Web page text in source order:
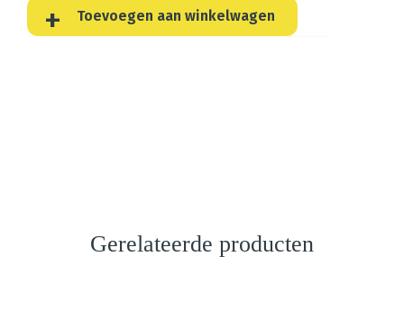
Toevoegen aan winkelwagen
Gerelateerde producten